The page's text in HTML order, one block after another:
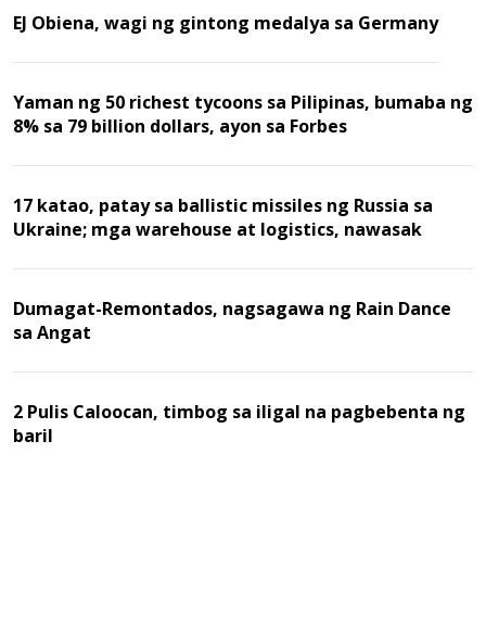
EJ Obiena, wagi ng gintong medalya sa Germany
Yaman ng 50 richest tycoons sa Pilipinas, bumaba ng
8% sa 79 billion dollars, ayon sa Forbes
17 katao, patay sa ballistic missiles ng Russia sa
Ukraine; mga warehouse at logistics, nawasak
Dumagat-Remontados, nagsagawa ng Rain Dance
sa Angat
2 Pulis Caloocan, timbog sa iligal na pagbebenta ng
baril